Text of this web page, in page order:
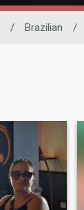
/ Brazilian /